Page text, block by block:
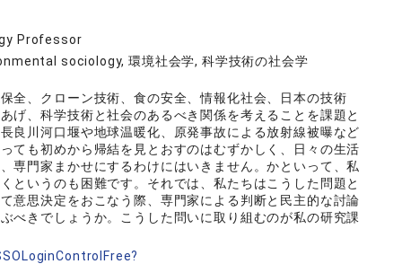
Professor
sociology, 環境社会学, 科学技術の社会学
全、クローン技術、食の安全、情報化社会、日本の技術
げ、科学技術と社会のあるべき関係を考えることを課題と
良川河口堰や地球温暖化、原発事故による放射線被曝など
ても初めから帰結を見とおすのはむずかしく、日々の生活
専門家まかせにするわけにはいきません。かといって、私
というのも困難です。それでは、私たちはこうした問題と
意思決定をおこなう際、専門家による判断と民主的な討論
べきでしょうか。こうした問いに取り組むのが私の研究課